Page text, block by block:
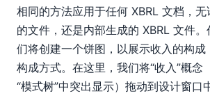
相同的方法应用于任何 XBRL 文档，
的文件，还是内部生成的 XBRL 文件
们将创建一个饼图，以展示收入的构成
构成方式。在这里，我们将“收入”概念
“模式树”中突出显示）拖动到设计窗口